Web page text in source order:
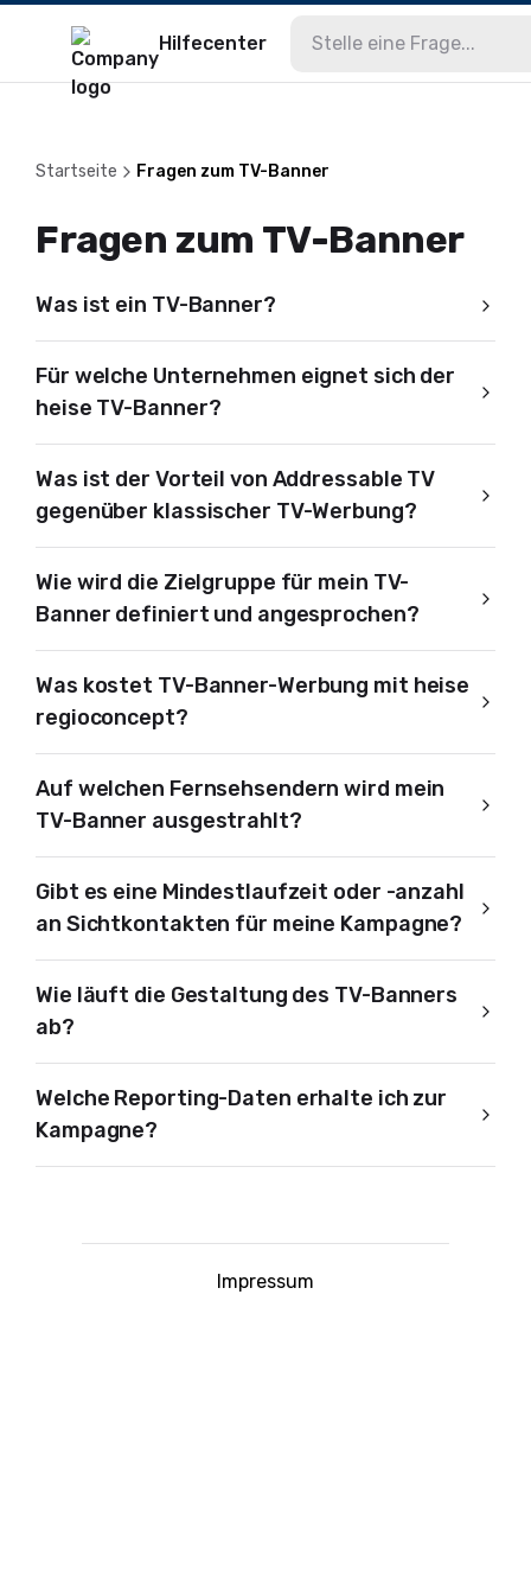
Hilfecenter
Startseite Fragen zum TV-Banner
Fragen zum TV-Banner
Was ist ein TV-Banner?
Für welche Unternehmen eignet sich der
heise TV-Banner?
Was ist der Vorteil von Addressable TV
gegenüber klassischer TV-Werbung?
Wie wird die Zielgruppe für mein TV-
Banner definiert und angesprochen?
Was kostet TV-Banner-Werbung mit heise
regioconcept?
Auf welchen Fernsehsendern wird mein
TV-Banner ausgestrahlt?
Gibt es eine Mindestlaufzeit oder -anzahl
an Sichtkontakten für meine Kampagne?
Wie läuft die Gestaltung des TV-Banners
ab?
Welche Reporting-Daten erhalte ich zur
Kampagne?
Impressum